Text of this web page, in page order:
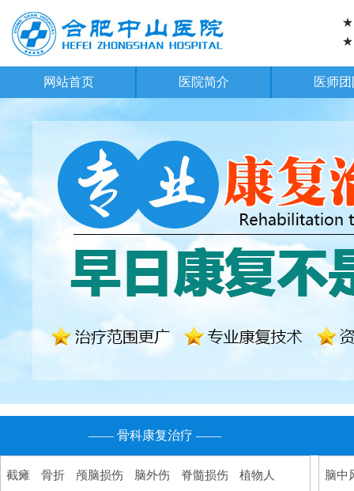
★
★
网站首页 医院简介 医师团
—— 骨科康复治疗 ——
截瘫 骨折 颅脑损伤 脑外伤 脊髓损伤
植物人
脑中